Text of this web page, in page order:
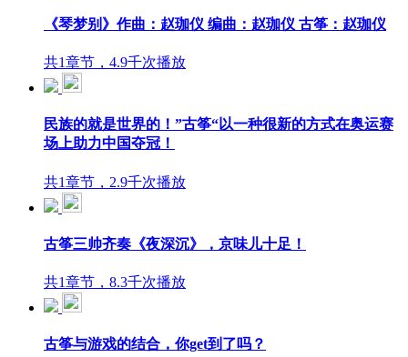
《琴梦别》作曲：赵珈仪 编曲：赵珈仪 古筝：赵珈仪
共1章节，4.9千次播放
民族的就是世界的！”古筝“以一种很新的方式在奥运赛
场上助力中国夺冠！
共1章节，2.9千次播放
古筝三帅齐奏《夜深沉》，京味儿十足！
共1章节，8.3千次播放
古筝与游戏的结合，你get到了吗？